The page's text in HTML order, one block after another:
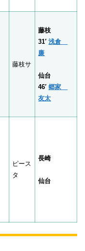
藤枝サ
藤枝
31′浅倉
廉
仙台
46′郷家
友太
ピース
タ
長崎
仙台